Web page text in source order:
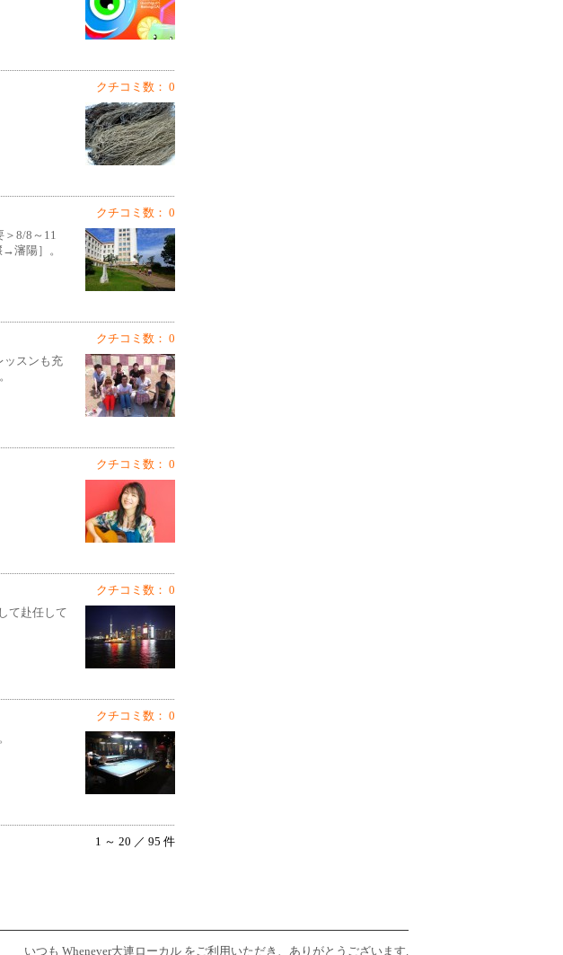
クチコミ数： 0
クチコミ数： 0
＞8/8～11
瀋陽］。
クチコミ数： 0
ッスンも充
クチコミ数： 0
クチコミ数： 0
て赴任して
クチコミ数： 0
1 ～ 20 ／ 95 件
いつも Whenever大連ローカル をご利用いただき、ありがとうございます.